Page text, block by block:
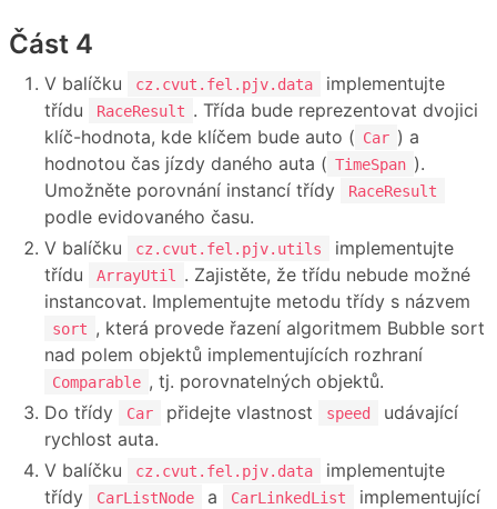
Část 4
V balíčku cz.cvut.fel.pjv.data
implementujte
třídu
RaceResult . Třída bude reprezentovat dvojici
klíč-hodnota, kde klíčem bude auto ( Car ) a
hodnotou čas jízdy daného auta ( TimeSpan ).
Umožněte porovnání instancí třídy
RaceResult
podle evidovaného času.
V balíčku
cz.cvut.fel.pjv.utils
implementujte
třídu
ArrayUtil
. Zajistěte, že třídu nebude možné
instancovat. Implementujte metodu třídy s názvem
sort , která provede řazení algoritmem Bubble sort
nad polem objektů implementujících rozhraní
Comparable , tj. porovnatelných objektů.
Do třídy
Car přidejte vlastnost speed
udávající
rychlost auta.
V balíčku
cz.cvut.fel.pjv.data
implementujte
třídy
CarListNode a CarLinkedList
implementující